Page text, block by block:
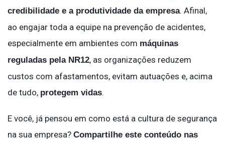
credibilidade e a produtividade da empresa. Afinal,
ao engajar toda a equipe na prevenção de acidentes,
especialmente em ambientes com máquinas
reguladas pela NR12, as organizações reduzem
custos com afastamentos, evitam autuações e, acima
de tudo, protegem vidas.
E você, já pensou em como está a cultura de segurança
na sua empresa? Compartilhe este conteúdo nas